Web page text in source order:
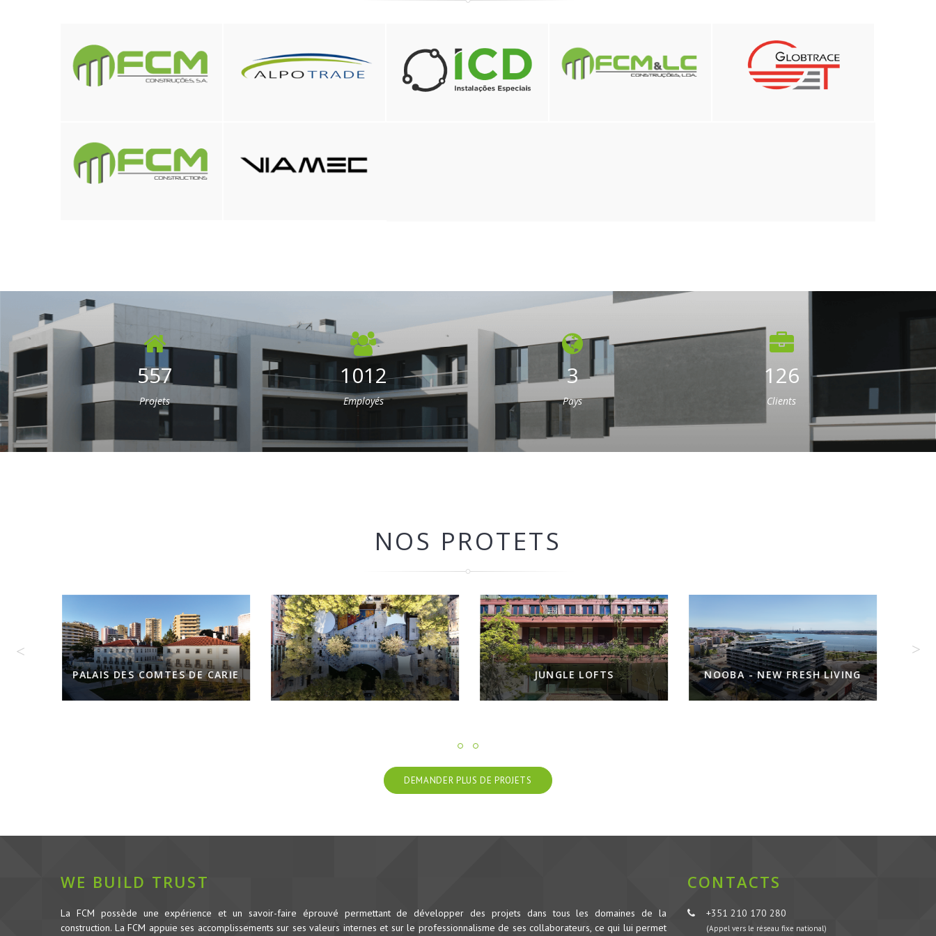
557
Projets
1012
Employés
3
Pays
126
Clients
NOS PROTETS
PALAIS DES COMTES DE CARIE JUNGLE LOFTS NOOBA - NEW FRESH LIVING
DEMANDER PLUS DE PROJETS
WE BUILD TRUST
La FCM possède une expérience et un savoir-faire éprouvé permettant de développer des projets dans tous les domaines de la
construction. La FCM appuie ses accomplissements sur ses valeurs internes et sur le professionnalisme de ses collaborateurs, ce qui lui permet
CONTACTS
+351 210 170 280
(Appel vers le réseau fixe national)